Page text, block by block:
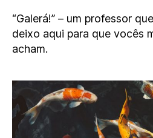
“Galerá!” – um professor
deixo aqui para que vocês
acham.